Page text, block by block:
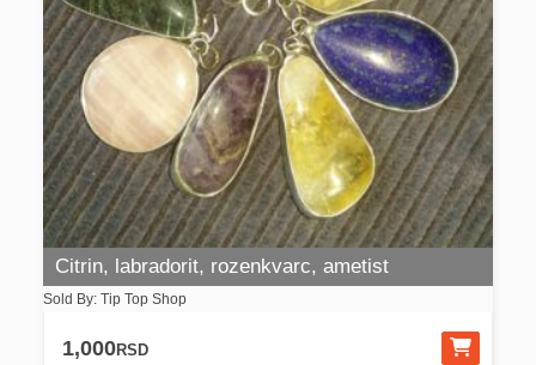
Citrin, labradorit, rozenkvarc, ametist
Sold By: Tip Top Shop
1,000RSD